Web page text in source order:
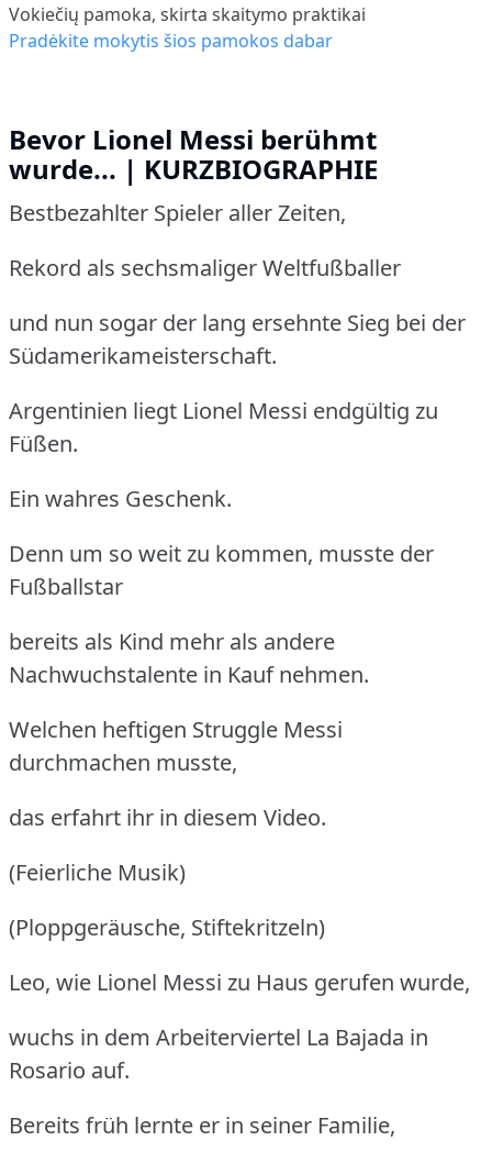
Vokiečių pamoka, skirta skaitymo praktikai
Pradėkite mokytis šios pamokos dabar
Bevor Lionel Messi berühmt
wurde... | KURZBIOGRAPHIE
Bestbezahlter Spieler aller Zeiten,
Rekord als sechsmaliger Weltfußballer
und nun sogar der lang ersehnte Sieg bei der
Südamerikameisterschaft.
Argentinien liegt Lionel Messi endgültig zu
Füßen.
Ein wahres Geschenk.
Denn um so weit zu kommen, musste der
Fußballstar
bereits als Kind mehr als andere
Nachwuchstalente in Kauf nehmen.
Welchen heftigen Struggle Messi
durchmachen musste,
das erfahrt ihr in diesem Video.
(Feierliche Musik)
(Ploppgeräusche, Stiftekritzeln)
Leo, wie Lionel Messi zu Haus gerufen wurde,
wuchs in dem Arbeiterviertel La Bajada in
Rosario auf.
Bereits früh lernte er in seiner Familie,